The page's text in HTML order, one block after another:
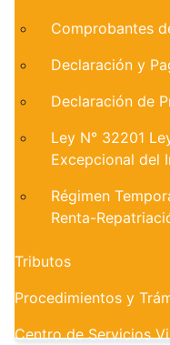
Comprobantes
Declaración y
Declaración de
Ley N° 32201
Excepcional del
Régimen
Renta-
Tributos
Procedimientos y
Centro de Servicios